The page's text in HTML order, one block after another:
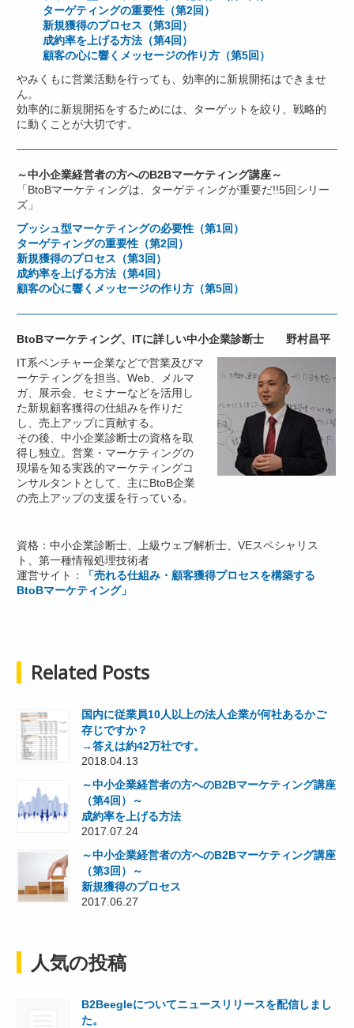
ターゲティングの重要性（第2回）
新規獲得のプロセス（第3回）
成約率を上げる方法（第4回）
顧客の心に響くメッセージの作り方（第5回）
やみくもに営業活動を行っても、効率的に新規開拓はできませ
ん。
効率的に新規開拓をするためには、ターゲットを絞り、戦略的
に動くことが大切です。
～中小企業経営者の方へのB2Bマーケティング講座～
「BtoBマーケティングは、ターゲティングが重要だ!!5回シリー
ズ」
プッシュ型マーケティングの必要性（第1回）
ターゲティングの重要性（第2回）
新規獲得のプロセス（第3回）
成約率を上げる方法（第4回）
顧客の心に響くメッセージの作り方（第5回）
BtoBマーケティング、ITに詳しい中小企業診断士 野村昌平
IT系ベンチャー企業などで営業及びマ
ーケティングを担当。Web、メルマ
ガ、展示会、セミナーなどを活用し
た新規顧客獲得の仕組みを作りだ
し、売上アップに貢献する。
その後、中小企業診断士の資格を取
得し独立。営業・マーケティングの
現場を知る実践的マーケティングコ
ンサルタントとして、主にBtoB企業
の売上アップの支援を行っている。
資格：中小企業診断士、上級ウェブ解析士、VEスペシャリス
ト、第一種情報処理技術者
運営サイト：
「売れる仕組み・顧客獲得プロセスを構築する
BtoBマーケティング」
Related Posts
国内に従業員10人以上の法人企業が何社あるかご
存じですか？
→答えは約42万社です。
2018.04.13
～中小企業経営者の方へのB2Bマーケティング講座
（第4回）～
成約率を上げる方法
2017.07.24
～中小企業経営者の方へのB2Bマーケティング講座
（第3回）～
新規獲得のプロセス
2017.06.27
人気の投稿
B2Beegleについてニュースリリースを配信しまし
た。